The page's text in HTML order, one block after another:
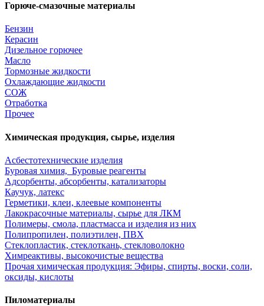
Горюче-смазочные материалы
Бензин
Керасин
Дизельное горючее
Масло
Тормозные жидкости
Охлаждающие жидкости
СОЖ
Отработка
Прочее
Химическая продукция, сырье, изделия
Асбестотехнические изделия
Буровая химия, Буровые реагенты
Адсорбенты, абсорбенты, катализаторы
Каучук, латекс
Герметики, клеи, клеевые компоненты
Лакокрасочные материалы, сырье для ЛКМ
Полимеры, смола, пластмасса и изделия из них
Полипропилен, полиэтилен, ПВХ
Стеклопластик, стеклоткань, стекловолокно
Химреактивы, высокочистые вещества
Прочая химическая продукция: Эфиры, спирты, воски, соли,
оксиды, кислоты
Пиломатериалы